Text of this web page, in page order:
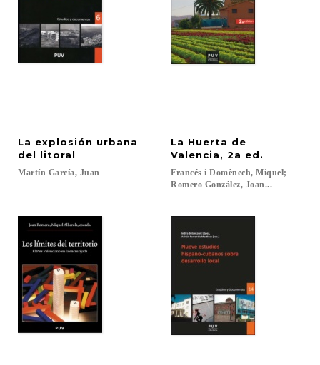
La explosión urbana
del litoral
Martín García, Juan
La Huerta de
Valencia, 2a ed.
Francés i Domènech, Miquel;
Romero González, Joan...